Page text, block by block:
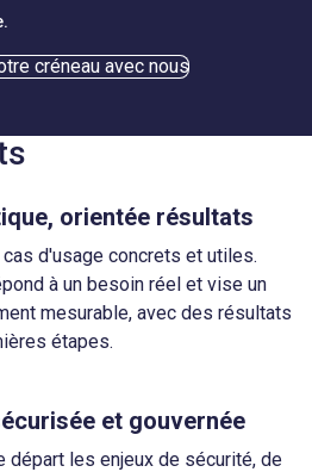
créneau avec nous
orientée résultats
d'usage concrets et utiles.
à un besoin réel et vise un
mesurable, avec des résultats
étapes.
et gouvernée
départ les enjeux de sécurité, de